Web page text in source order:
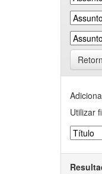
Utilizar